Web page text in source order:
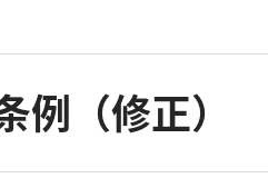
（修正）